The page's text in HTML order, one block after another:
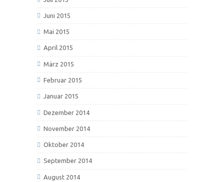
Juni 2015
Mai 2015
April 2015
März 2015
Februar 2015
Januar 2015
Dezember 2014
November 2014
Oktober 2014
September 2014
August 2014